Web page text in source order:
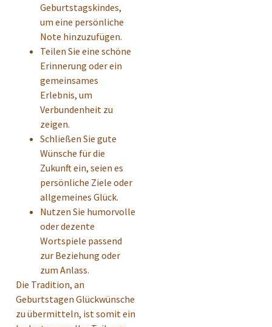
Geburtstagskindes,
um eine persönliche
Note hinzuzufügen.
Teilen Sie eine schöne
Erinnerung oder ein
gemeinsames
Erlebnis, um
Verbundenheit zu
zeigen.
Schließen Sie gute
Wünsche für die
Zukunft ein, seien es
persönliche Ziele oder
allgemeines Glück.
Nutzen Sie humorvolle
oder dezente
Wortspiele passend
zur Beziehung oder
zum Anlass.
Die Tradition, an
Geburtstagen Glückwünsche
zu übermitteln, ist somit ein